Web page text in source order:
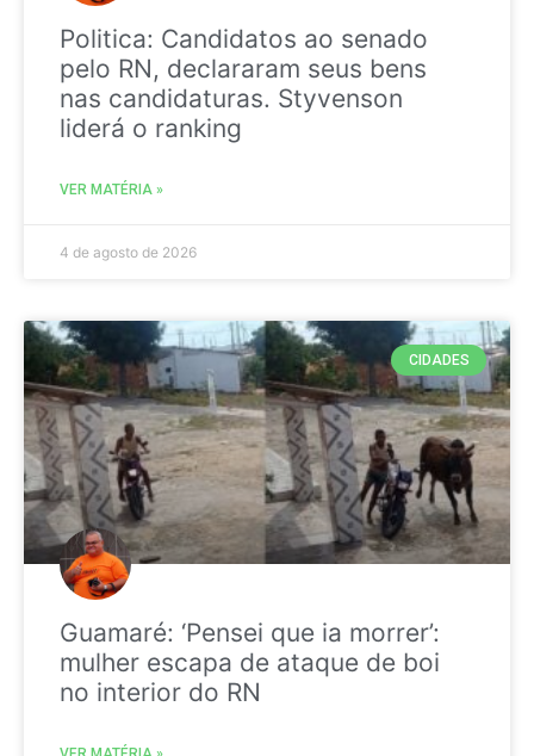
Politica: Candidatos ao senado
pelo RN, declararam seus bens
nas candidaturas. Styvenson
liderá o ranking
VER MATÉRIA »
4 de agosto de 2026
CIDADES
Guamaré: ‘Pensei que ia morrer’:
mulher escapa de ataque de boi
no interior do RN